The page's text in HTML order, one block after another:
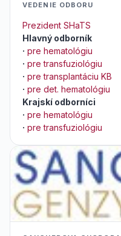
VEDENIE ODBORU
Prezident SHaTS
Hlavný odborník
· pre hematológiu
· pre transfuziológiu
· pre transplantáciu KB
· pre det. hematológiu
Krajskí odborníci
· pre hematológiu
· pre transfuziológiu